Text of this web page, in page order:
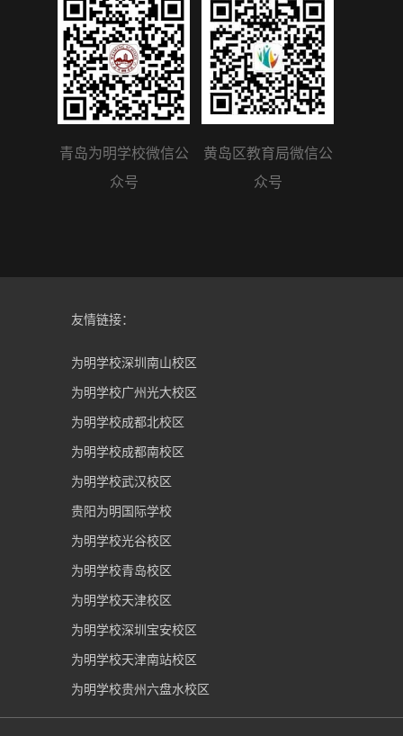
青岛为明学校微信公
众号
黄岛区教育局微信公
众号
友情链接：
为明学校深圳南山校区
为明学校广州光大校区
为明学校成都北校区
为明学校成都南校区
为明学校武汉校区
贵阳为明国际学校
为明学校光谷校区
为明学校青岛校区
为明学校天津校区
为明学校深圳宝安校区
为明学校天津南站校区
为明学校贵州六盘水校区